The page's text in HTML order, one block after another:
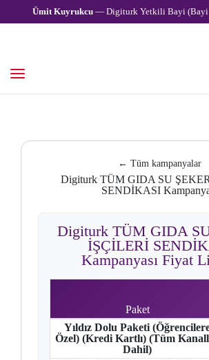
Ümit Kuyrukcu— Digiturk Yetkili Bayi (Bayi
← Tüm kampanyalar
Digiturk TÜM GIDA SU
SENDİKASI
Digiturk TÜM GIDA
İŞÇİLERİ
Kampanyası Fiyat
Paket
Yıldız Dolu Paketi
Özel) (Kredi Kartlı) (Tüm
Dahil)